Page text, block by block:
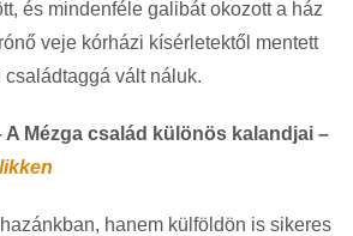
és mindenféle galibát okozott a ház
veje kórházi kísérletektől mentett
vált náluk.
A Mézga család különös kalandjai –
hanem külföldön is sikeres